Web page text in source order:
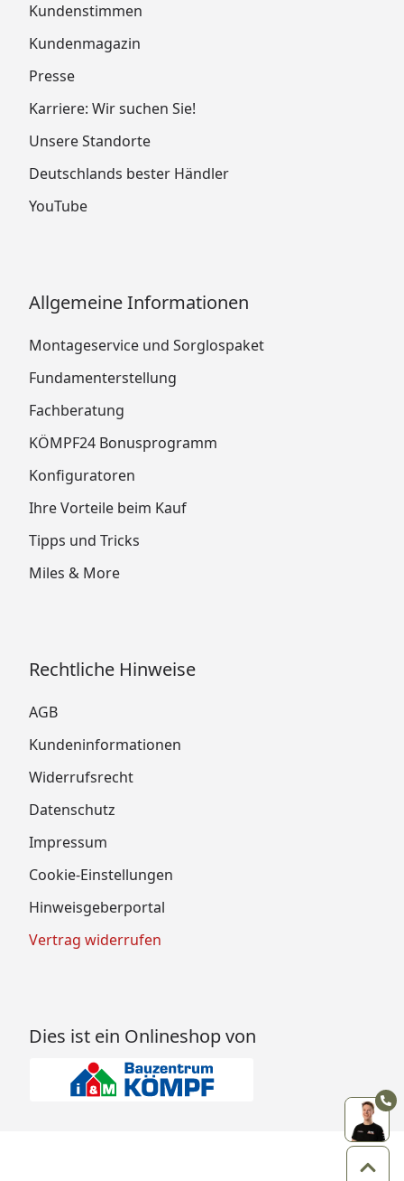
Kundenstimmen
Kundenmagazin
Presse
Karriere: Wir suchen Sie!
Unsere Standorte
Deutschlands bester Händler
YouTube
Allgemeine Informationen
Montageservice und Sorglospaket
Fundamenterstellung
Fachberatung
KÖMPF24 Bonusprogramm
Konfiguratoren
Ihre Vorteile beim Kauf
Tipps und Tricks
Miles & More
Rechtliche Hinweise
AGB
Kundeninformationen
Widerrufsrecht
Datenschutz
Impressum
Cookie-Einstellungen
Hinweisgeberportal
Vertrag widerrufen
Dies ist ein Onlineshop von